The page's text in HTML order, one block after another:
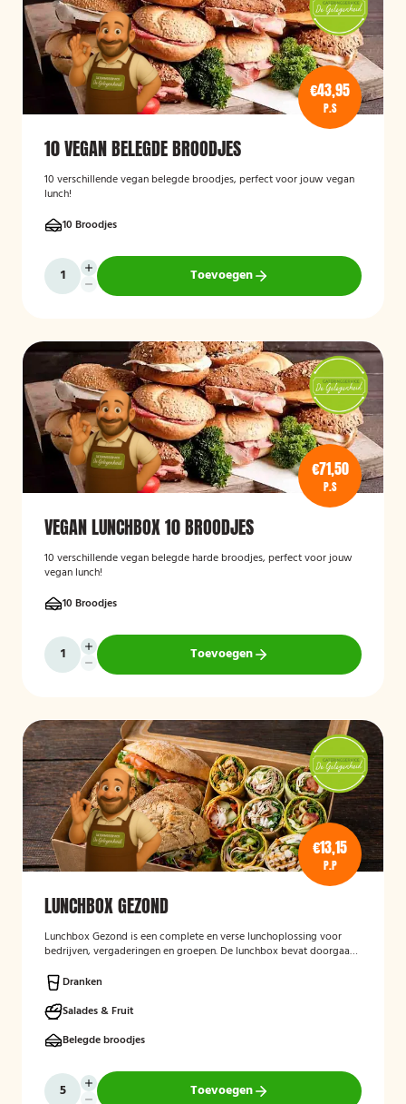
€43,95
P.S
10 VEGAN BELEGDE BROODJES
10 verschillende vegan belegde broodjes, perfect voor jouw vegan
lunch!
10 Broodjes
Toevoegen
€71,50
P.S
VEGAN LUNCHBOX 10 BROODJES
10 verschillende vegan belegde harde broodjes, perfect voor jouw
vegan lunch!
10 Broodjes
Toevoegen
€13,15
P.P
LUNCHBOX GEZOND
Lunchbox Gezond is een complete en verse lunchoplossing voor
bedrijven, vergaderingen en groepen. De lunchbox bevat doorgaans
fruit en andere gezonde producten, waarbij rekening kan worden
gehouden met dieetwensen en allergieën. De focus ligt op een
smaakvolle, voedzame en verzorgd gepresenteerde lunch die
eenvoudig op locatie wordt bezorgd.
Dranken
Salades & Fruit
Belegde broodjes
Toevoegen